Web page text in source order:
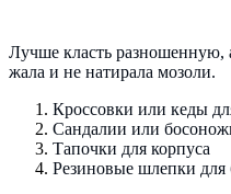
Лучше класть разношенную,
жала и не натирала мозоли.
Кроссовки или кеды
Сандалии или
Тапочки для корпуса
Резиновые шлепки для